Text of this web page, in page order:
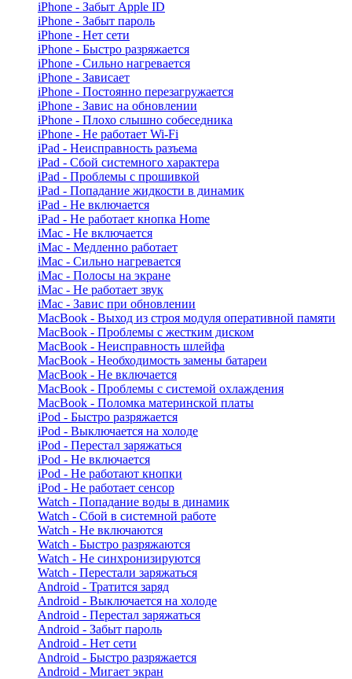
iPhone - Забыт Apple ID
iPhone - Забыт пароль
iPhone - Нет сети
iPhone - Быстро разряжается
iPhone - Сильно нагревается
iPhone - Зависает
iPhone - Постоянно перезагружается
iPhone - Завис на обновлении
iPhone - Плохо слышно собеседника
iPhone - Не работает Wi-Fi
iPad - Неисправность разъема
iPad - Сбой системного характера
iPad - Проблемы с прошивкой
iPad - Попадание жидкости в динамик
iPad - Не включается
iPad - Не работает кнопка Home
iMac - Не включается
iMac - Медленно работает
iMac - Сильно нагревается
iMac - Полосы на экране
iMac - Не работает звук
iMac - Завис при обновлении
MacBook - Выход из строя модуля оперативной памяти
MacBook - Проблемы с жестким диском
MacBook - Неисправность шлейфа
MacBook - Необходимость замены батареи
MacBook - Не включается
MacBook - Проблемы с системой охлаждения
MacBook - Поломка материнской платы
iPod - Быстро разряжается
iPod - Выключается на холоде
iPod - Перестал заряжаться
iPod - Не включается
iPod - Не работают кнопки
iPod - Не работает сенсор
Watch - Попадание воды в динамик
Watch - Сбой в системной работе
Watch - Не включаются
Watch - Быстро разряжаются
Watch - Не синхронизируются
Watch - Перестали заряжаться
Android - Тратится заряд
Android - Выключается на холоде
Android - Перестал заряжаться
Android - Забыт пароль
Android - Нет сети
Android - Быстро разряжается
Android - Мигает экран